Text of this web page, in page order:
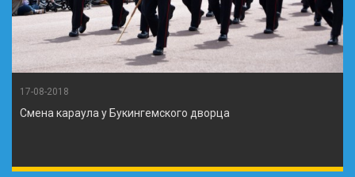
17-08-2018
Смена караула у Букингемского дворца